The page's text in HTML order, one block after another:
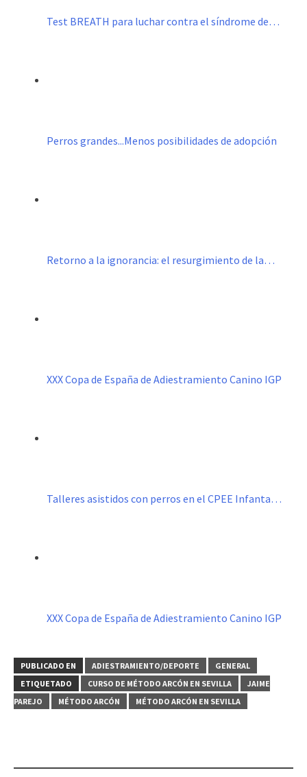
Test BREATH para luchar contra el síndrome de…
Perros grandes...Menos posibilidades de adopción
Retorno a la ignorancia: el resurgimiento de la…
XXX Copa de España de Adiestramiento Canino IGP
Talleres asistidos con perros en el CPEE Infanta…
XXX Copa de España de Adiestramiento Canino IGP
PUBLICADO EN ADIESTRAMIENTO/DEPORTE
GENERAL
ETIQUETADO
CURSO DE MÉTODO ARCÓN EN SEVILLA
JAIME
PAREJO
MÉTODO ARCÓN MÉTODO ARCÓN EN SEVILLA